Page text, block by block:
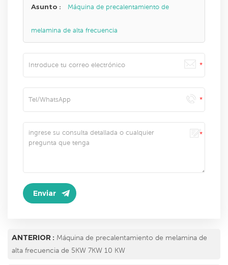
Asunto : Máquina de precalentamiento de
melamina de alta frecuencia
ANTERIOR : Máquina de precalentamiento de melamina de
alta frecuencia de 5KW 7KW 10 KW